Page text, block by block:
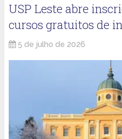
USP Leste abre
cursos gratuitos de
5 de julho de 2026